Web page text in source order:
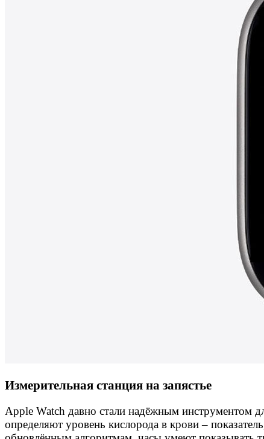
Измерительная станция на запястье
Apple Watch давно стали надёжным инструментом
определяют уровень кислорода в крови –